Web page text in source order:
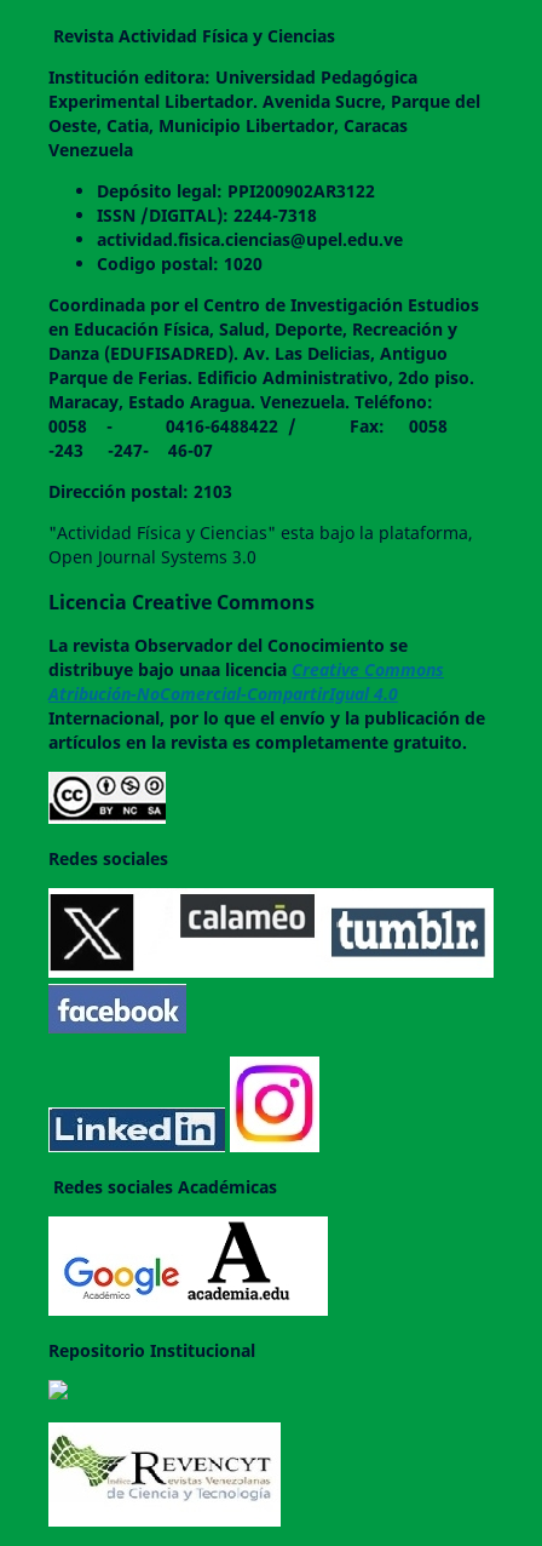
Revista Actividad Física y Ciencias
Institución editora: Universidad Pedagógica
Experimental Libertador. Avenida Sucre, Parque del
Oeste, Catia, Municipio Libertador, Caracas
Venezuela
Depósito legal: PPI200902AR3122
ISSN /DIGITAL): 2244-7318
actividad.fisica.ciencias@upel.edu.ve
Codigo postal: 1020
Coordinada por el Centro de Investigación Estudios
en Educación Física, Salud, Deporte, Recreación y
Danza (EDUFISADRED). Av. Las Delicias, Antiguo
Parque de Ferias. Edificio Administrativo, 2do piso.
Maracay, Estado Aragua. Venezuela. Teléfono:
0058 - 0416-6488422 / Fax: 0058
-243 -247- 46-07
Dirección postal: 2103
"Actividad Física y Ciencias" esta bajo la plataforma,
Open Journal Systems 3.0
Licencia Creative Commons
La revistaObservador del Conocimiento se
distribuye bajo unaa licencia Creative Commons
Atribución-NoComercial-CompartirIgual 4.0
Internacional, por lo que el envío y la publicación de
artículos en la revista es completamente gratuito.
Redes sociales
Redes sociales Académicas
Repositorio Institucional